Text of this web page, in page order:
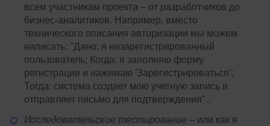
всем участникам проекта – от разработчиков до
бизнес-аналитиков. Например, вместо
технического описания авторизации мы можем
написать: "Дано: я незарегистрированный
пользователь; Когда: я заполняю форму
регистрации и нажимаю 'Зарегистрироваться';
Тогда: система создает мою учетную запись и
отправляет письмо для подтверждения"..
Исследовательское тестирование – или как я